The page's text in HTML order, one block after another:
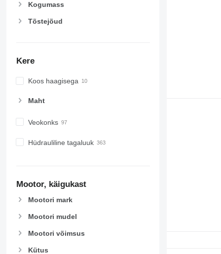
Kogumass
Tõstejõud
Kere
Koos haagisega
Maht
Veokonks
Hüdrauliline tagaluuk
Mootor, käigukast
Mootori mark
Mootori mudel
Mootori võimsus
Kütus